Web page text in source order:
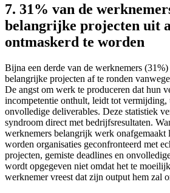
7. 31% van de
belangrijke projecten uit
ontmaskerd te worden
Bijna een derde van de werknemers (31%)
belangrijke projecten af te ronden
De angst om werk te produceren dat hun
incompetentie onthult, leidt tot
onvolledige deliverables. Deze statistiek
syndroom direct met bedrijfsresultaten.
werknemers belangrijk werk
worden organisaties geconfronteerd met
projecten, gemiste deadlines en
wordt opgegeven niet omdat het te
werknemer vreest dat zijn output hem zal